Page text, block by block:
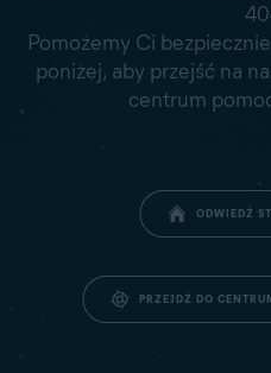
Pomożemy Ci
poniżej, aby przejść na
centrum
ODWIEDŹ
PRZEJDŹ DO